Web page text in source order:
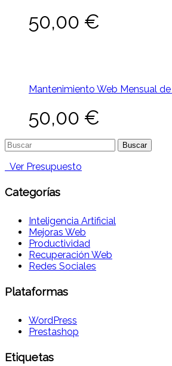
50,00 €
Mantenimiento Web Mensual
50,00 €
Buscar:
Ver Presupuesto
Categorías
Inteligencia Artificial
Mejoras Web
Productividad
Recuperación Web
Redes Sociales
Plataformas
WordPress
Prestashop
Etiquetas